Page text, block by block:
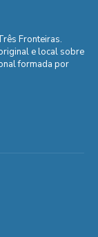
Fronteiras.
e local sobre
formada por